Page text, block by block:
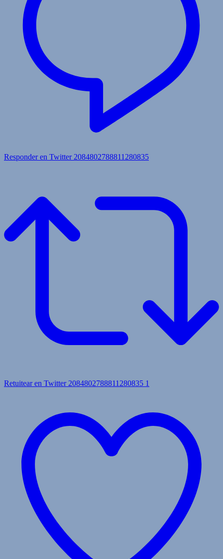
Responder en Twitter 2084802788811280835
Retuitear en Twitter 2084802788811280835 1